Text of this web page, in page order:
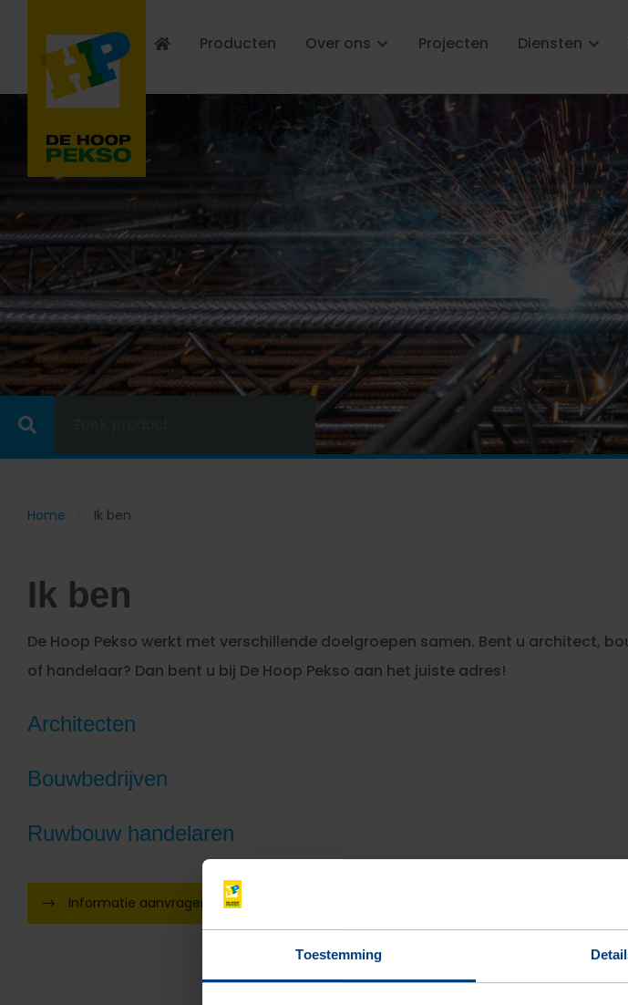
Toestemming
Producten Over ons Projecten Diensten
Home Ik ben
Ik ben
De Hoop Pekso werkt met verschillende doelgroepen samen. Bent u architect,
of handelaar? Dan bent u bij De Hoop Pekso aan het juiste adres!
Architecten
Bouwbedrijven
Ruwbouw handelaren
Informatie aanvragen